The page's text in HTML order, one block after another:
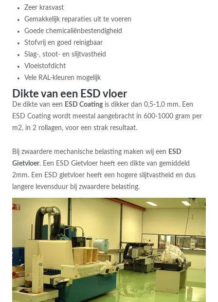
Zeer krasvast
Gemakkelijk reparaties uit te voeren
Goede chemicaliënbestendigheid
Stofvrij en goed reinigbaar
Slag-, stoot- en slijtvastheid
Vloeistofdicht
Vele RAL-kleuren mogelijk
Dikte van een ESD vloer
De dikte van een ESD Coatingis dikker dan 0,5-1,0 mm. Een
ESD Coating wordt meestal aangebracht in 600-1000 gram per
m2, in 2 rollagen, voor een strak resultaat.
Bij zwaardere mechanische belasting maken wij een ESD
Gietvloer. Een ESD Gietvloer heeft een dikte van gemiddeld
2mm. Een ESD gietvloer heeft een hogere slijtvastheid en dus
langere levensduur bij zwaardere belasting.